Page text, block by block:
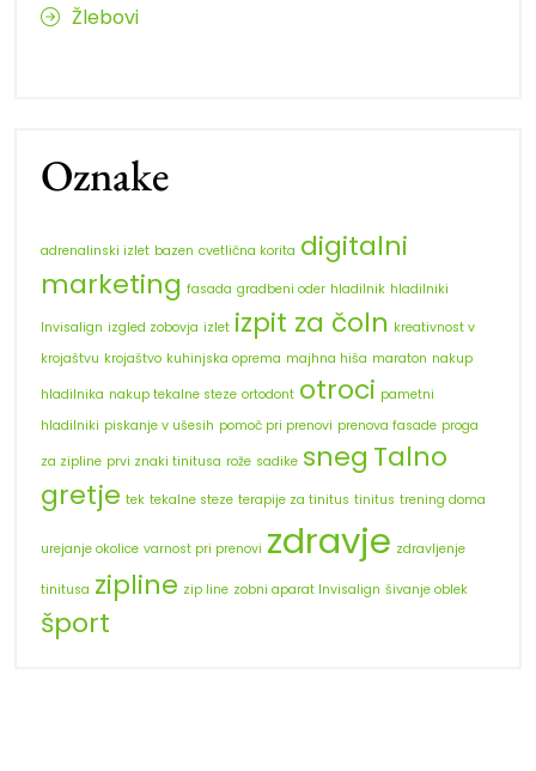
Žlebovi
Oznake
adrenalinski izlet bazen cvetlična korita digitalni
marketing fasada gradbeni oder hladilnik hladilniki
Invisalign izgled zobovja izlet izpit za čoln kreativnost v
krojaštvu krojaštvo kuhinjska oprema majhna hiša maraton nakup
hladilnika nakup tekalne steze ortodont otroci pametni
hladilniki piskanje v ušesih pomoč pri prenovi prenova fasade proga
za zipline prvi znaki tinitusa rože sadike sneg Talno
gretje tek tekalne steze terapije za tinitus tinitus trening doma
urejanje okolice varnost pri prenovi zdravje zdravljenje
tinitusa zipline zip line zobni aparat Invisalign šivanje oblek
šport